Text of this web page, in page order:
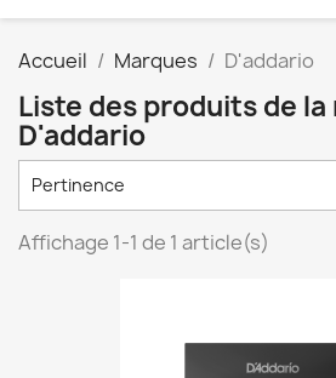
Accueil Marques D'addario
Liste des produits de la
D'addario
Pertinence
Affichage 1-1 de 1 article(s)